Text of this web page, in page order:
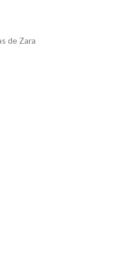
de Zara